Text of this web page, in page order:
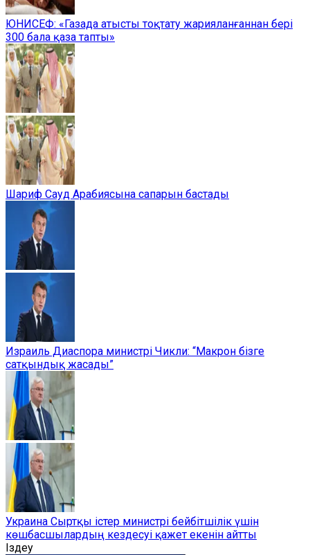
ЮНИСЕФ: «Газада атысты тоқтату жарияланғаннан бері
300 бала қаза тапты»
Шариф Сауд Арабиясына сапарын бастады
Израиль Диаспора министрі Чикли: “Макрон бізге
сатқындық жасады”
Украина Сыртқы істер министрі бейбітшілік үшін
көшбасшылардың кездесуі қажет екенін айтты
Іздеу